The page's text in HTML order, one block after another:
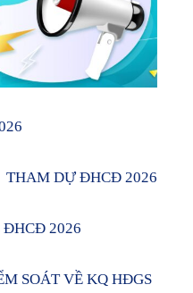
THAM DỰ ĐHCĐ 2026
ĐHCĐ 2026
SOÁT VỀ KQ HĐGS